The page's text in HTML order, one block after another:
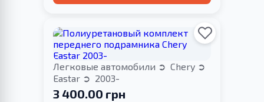
Легковые автомобили
Chery
Eastar
2003-
3 400.00 грн